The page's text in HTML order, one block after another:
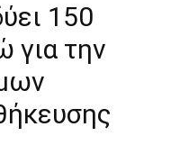
150
για την